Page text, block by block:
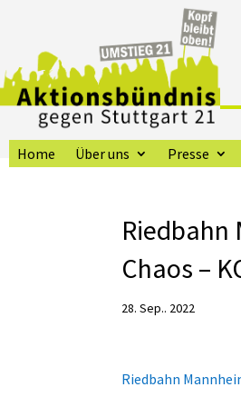
Home Über uns Presse
Chaos –
28. Sep.. 2022
Riedbahn